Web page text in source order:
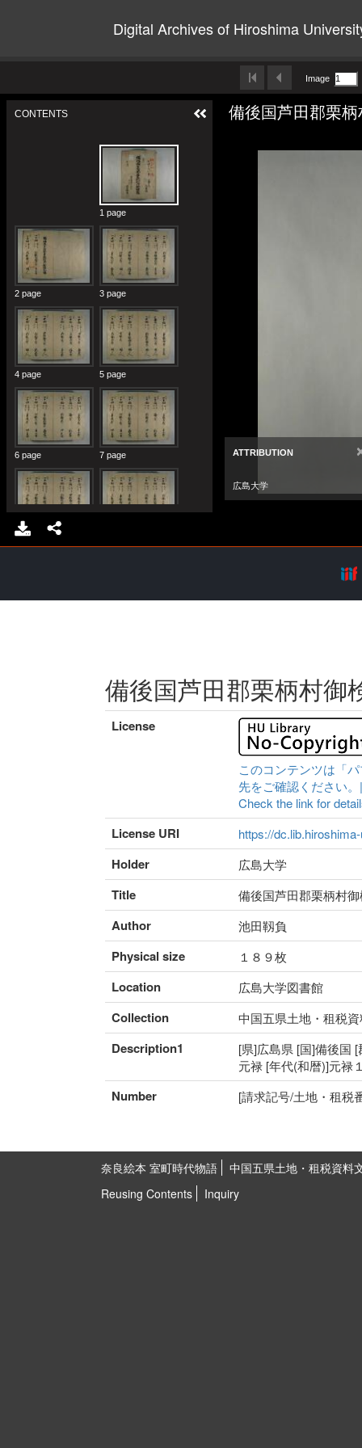
Digital Archives of Hiroshima
備後国芦田郡栗柄村
License
このコンテンツは「
先をご確認ください
Check the link for
License URI https://
Holder 広島大学
Title 備後国芦田郡栗柄村
Author 池田靱負
Physical size １８９枚
Location 広島大学図書館
Collection 中国五県土地・租税
Description1
[県]広島県 [国]備後国
元禄 [年代(和暦)]元禄
Number [請求記号/土地・租税
奈良絵本 室町時代物語
中国五県土地・租税資料
Reusing Contents
Inquiry